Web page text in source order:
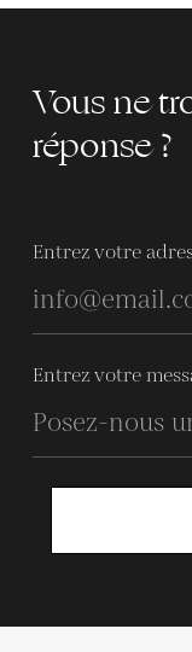
Vous ne
réponse ?
Entrez votre
Entrez votre